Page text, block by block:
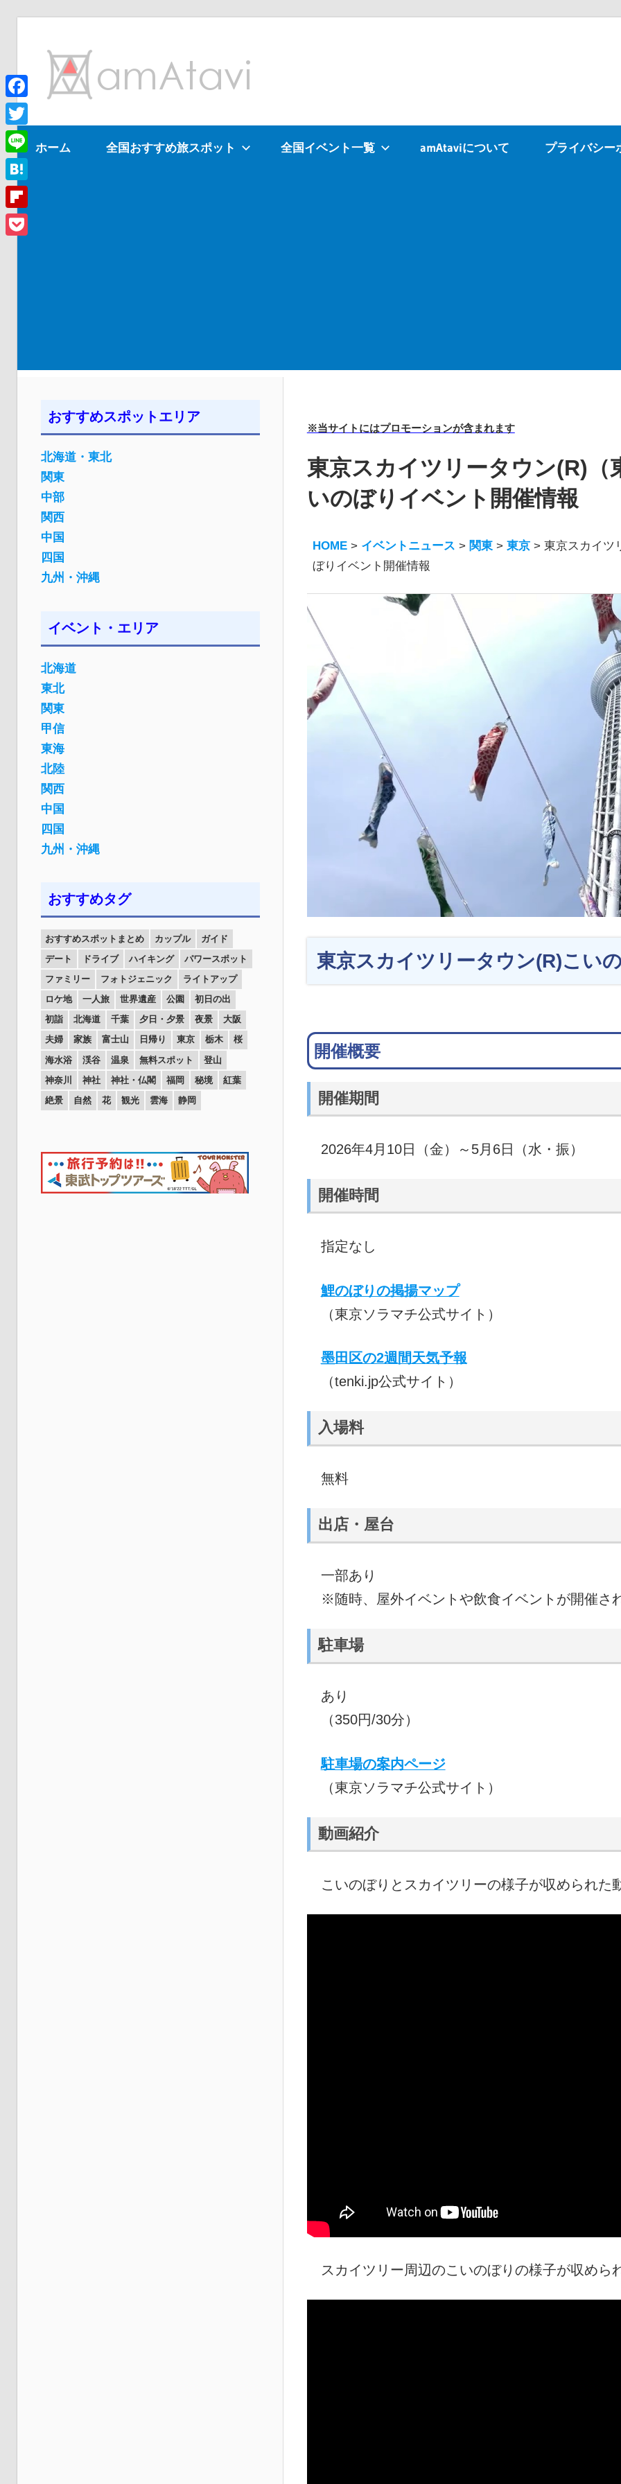
ン
ツ
へ
ス
キ
ッ
プ
を
見
ホーム 全国おすすめ旅スポット 全国イベント一覧 amAtaviについて プライバシー
※当サイトにはプロモーションが含まれます
東京スカイツリータウン(R)（
いのぼりイベント開催情報
HOME > イベントニュース > 関東 >東京 >東京スカイツ
ぼりイベント開催情報
東京スカイツリータウン(R)こい
開催概要
開催期間
2026年4月10日（金）～5月6日（水・振）
開催時間
指定なし
鯉のぼりの掲揚マップ
（東京ソラマチ公式サイト）
墨田区の2週間天気予報
（tenki.jp公式サイト）
入場料
無料
出店・屋台
一部あり
※随時、屋外イベントや飲食イベントが開催さ
駐車場
あり
（350円/30分）
駐車場の案内ページ
（東京ソラマチ公式サイト）
動画紹介
こいのぼりとスカイツリーの様子が収められた
スカイツリー周辺のこいのぼりの様子が収めら
おすすめスポットエリア
北海道・東北
関東
中部
関西
中国
四国
九州・沖縄
イベント・エリア
北海道
東北
関東
甲信
東海
北陸
関西
中国
四国
九州・沖縄
おすすめタグ
おすすめスポットまとめ カップル
ガイド
デート
ドライブ ハイキング
パワースポット
ファミリー
フォトジェニック
ライトアップ
ロケ地
一人旅 世界遺産 公園
初日の出
初詣
北海道 千葉 夕日・夕景 夜景
大阪
夫婦
家族 富士山 日帰り 東京 栃木
桜
海水浴
渓谷 温泉 無料スポット
登山
神奈川
神社 神社・仏閣 福岡 秘境
紅葉
絶景
自然 花 観光 雲海 静岡
Facebook
Twitter
Line
Hatena
Flipboard